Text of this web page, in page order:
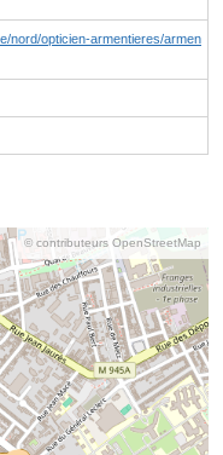
nord/opticien-armentieres/armen
© contributeurs OpenStreetMap